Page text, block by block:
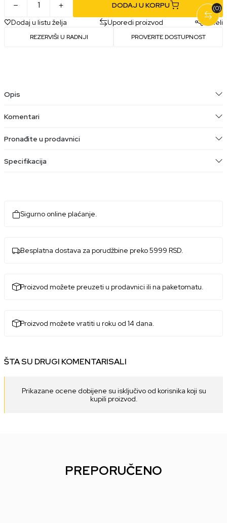
DODAJ U KORPU
Dodaj u listu želja
Uporedi proizvod Podeli
REZERVIŠI U RADNJI PROVERITE DOSTUPNOST
(0)
Opis
Komentari
Pronađite u prodavnici
Specifikacija
Sigurno online plaćanje.
Besplatna dostava za porudžbine preko 5999 RSD.
Proizvod možete preuzeti u prodavnici ili na paketomatu.
Proizvod možete vratiti u roku od 14 dana.
ŠTA SU DRUGI KOMENTARISALI
Prikazane ocene dobijene su isključivo od korisnika koji su
kupili proizvod.
PREPORUČENO